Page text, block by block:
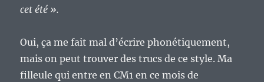
cet été ».
Oui, ça me fait mal d’écrire phonétiquement,
mais on peut trouver des trucs de ce style. Ma
filleule qui entre en CM1 en ce mois de